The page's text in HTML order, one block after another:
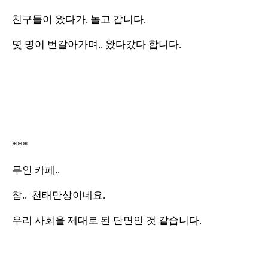
친구들이 왔다가. 놀고 갑니다.
몇 명이 번갈아가며.. 왔다갔다 합니다.
***
무인 카페..
참.. 천태만상이네요.
우리 사회을 제대로 된 단면인 것 같습니다.